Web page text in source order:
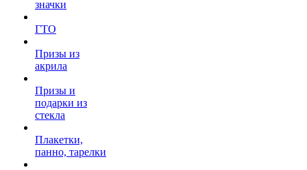
значки
ГТО
Призы из
акрила
Призы и
подарки из
стекла
Плакетки,
панно, тарелки